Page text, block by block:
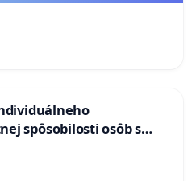
spôsobilosti osôb s
prijímaní do